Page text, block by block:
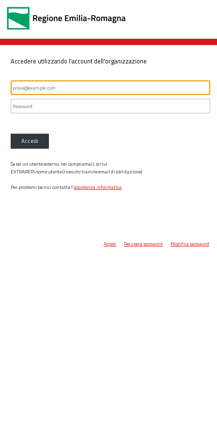
Accedere utilizzando l'account dell'organizzazione
Accedi
Se sei un utente esterno, nel campo email, scrivi
EXTRARER\nome utente(ricevuto tramite email di abilitazione)
Per problemi tecnici contatta l’assistenza informatica.
Accedi Recupera password Modifica password